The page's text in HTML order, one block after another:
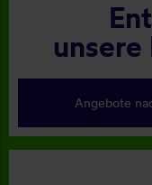
Angebote